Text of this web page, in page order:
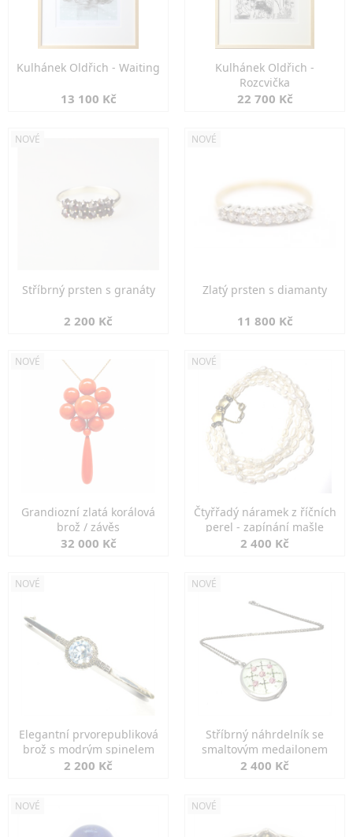
Kulhánek Oldřich - Waiting
13 100 Kč
Kulhánek Oldřich -
Rozcvička
22 700 Kč
NOVÉ
Stříbrný prsten s granáty
2 200 Kč
NOVÉ
Zlatý prsten s diamanty
11 800 Kč
NOVÉ
Grandiozní zlatá korálová
brož / závěs
32 000 Kč
NOVÉ
Čtyřřadý náramek z říčních
perel - zapínání mašle
2 400 Kč
NOVÉ
Elegantní prvorepubliková
brož s modrým spinelem
2 200 Kč
NOVÉ
Stříbrný náhrdelník se
smaltovým medailonem
2 400 Kč
NOVÉ NOVÉ